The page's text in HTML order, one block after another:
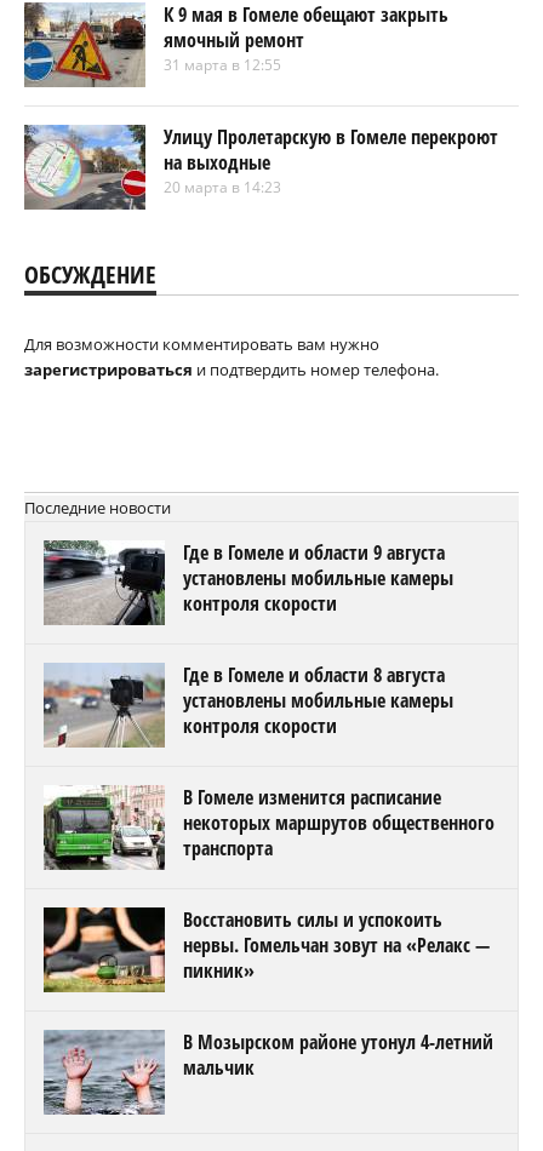
К 9 мая в Гомеле обещают закрыть
ямочный ремонт
31 марта в 12:55
Улицу Пролетарскую в Гомеле перекроют
на выходные
20 марта в 14:23
ОБСУЖДЕНИЕ
Для возможности комментировать вам нужно
зарегистрироваться и подтвердить номер телефона.
Последние новости
Где в Гомеле и области 9 августа
установлены мобильные камеры
контроля скорости
Где в Гомеле и области 8 августа
установлены мобильные камеры
контроля скорости
В Гомеле изменится расписание
некоторых маршрутов общественного
транспорта
Восстановить силы и успокоить
нервы. Гомельчан зовут на «Релакс —
пикник»
В Мозырском районе утонул 4-летний
мальчик